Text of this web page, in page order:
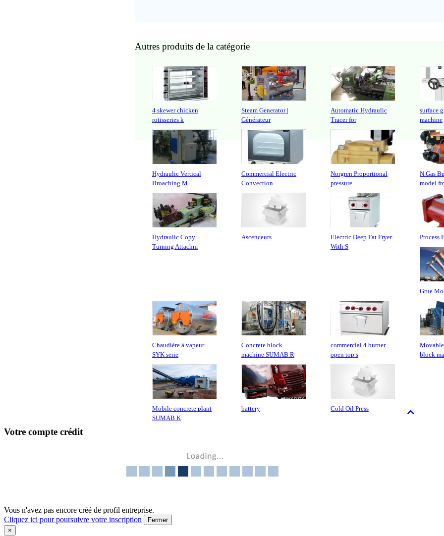
Autres produits de la catégorie
4 skewer chicken
rotisseries k
Steam Generator |
Générateur
Automatic Hydraulic
Tracer for
surface
machine
Hydraulic Vertical
Broaching M
Commercial Electric
Convection
Norgren Proportional
pressure
N.Gas
model
Hydraulic Copy
Turning Attachm
Ascenceurs
Electric Deep Fat Fryer
With S
Process
Grue
Chaudière à vapeur
SYK serie
Concrete block
machine SUMAB R
commercial 4 burner
open top s
block
Mobile concrete plant
SUMAB K
battery Cold Oil Press
Votre compte crédit
Vous n'avez pas encore créé de profil entreprise.
Cliquez ici pour poursuivre votre inscription
Fermer
×